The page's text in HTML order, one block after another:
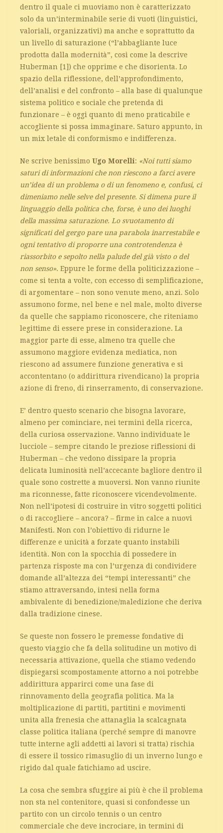
dentro il quale ci muoviamo non è caratterizzato
solo da un’interminabile serie di vuoti (linguistici,
valoriali, organizzativi) ma anche e soprattutto da
un livello di saturazione (“l’abbagliante luce
prodotta dalla modernità”, così come la descrive
Huberman [1]) che opprime e che disorienta. Lo
spazio della riflessione, dell’approfondimento,
dell’analisi e del confronto – alla base di qualunque
sistema politico e sociale che pretenda di
funzionare – è oggi quanto di meno praticabile e
accogliente si possa immaginare. Saturo appunto, in
un mix letale di conformismo e indifferenza.
Ne scrive benissimo Ugo Morelli: «Noi tutti siamo
saturi di informazioni che non riescono a farci avere
un’idea di un problema o di un fenomeno e, confusi, ci
dimeniamo nelle selve del presente. Si dimena pure il
linguaggio della politica che, forse, è uno dei luoghi
della massima saturazione. Lo svuotamento di
significati del gergo pare una parabola inarrestabile e
ogni tentativo di proporre una controtendenza è
riassorbito e sepolto nella palude del già visto o del
non senso». Eppure le forme della politicizzazione –
come si tenta a volte, con eccesso di semplificazione,
di argomentare – non sono venute meno, anzi. Solo
assumono forme, nel bene e nel male, molto diverse
da quelle che sappiamo riconoscere, che riteniamo
legittime di essere prese in considerazione. La
maggior parte di esse, almeno tra quelle che
assumono maggiore evidenza mediatica, non
riescono ad assumere funzione generativa e si
accontentano (o addirittura rivendicano) la propria
azione di freno, di rinserramento, di conservazione.
E’ dentro questo scenario che bisogna lavorare,
almeno per cominciare, nei termini della ricerca,
della curiosa osservazione. Vanno individuate le
lucciole – sempre citando le preziose riflessioni di
Huberman – che vedono dissipare la propria
delicata luminosità nell’accecante bagliore dentro il
quale sono costrette a muoversi. Non vanno riunite
ma riconnesse, fatte riconoscere vicendevolmente.
Non nell’ipotesi di costruire in vitro soggetti politici
o di raccogliere – ancora? – firme in calce a nuovi
Manifesti. Non con l’obiettivo di ridurne le
differenze e unicità a forzate quanto instabili
identità. Non con la spocchia di possedere in
partenza risposte ma con l’urgenza di condividere
domande all’altezza dei “tempi interessanti” che
stiamo attraversando, intesi nella forma
ambivalente di benedizione/maledizione che deriva
dalla tradizione cinese.
Se queste non fossero le premesse fondative di
questo viaggio che fa della solitudine un motivo di
necessaria attivazione, quella che stiamo vedendo
dispiegarsi scompostamente attorno a noi potrebbe
addirittura apparirci come una fase di
rinnovamento della geografia politica. Ma la
moltiplicazione di partiti, partitini e movimenti
unita alla frenesia che attanaglia la scalcagnata
classe politica italiana (perché sempre di manovre
tutte interne agli addetti ai lavori si tratta) rischia
di essere il tossico rimasuglio di un inverno lungo e
rigido dal quale fatichiamo ad uscire.
La cosa che sembra sfuggire ai più è che il problema
non sta nel contenitore, quasi si confondesse un
partito con un circolo tennis o un centro
commerciale che deve incrociare, in termini di